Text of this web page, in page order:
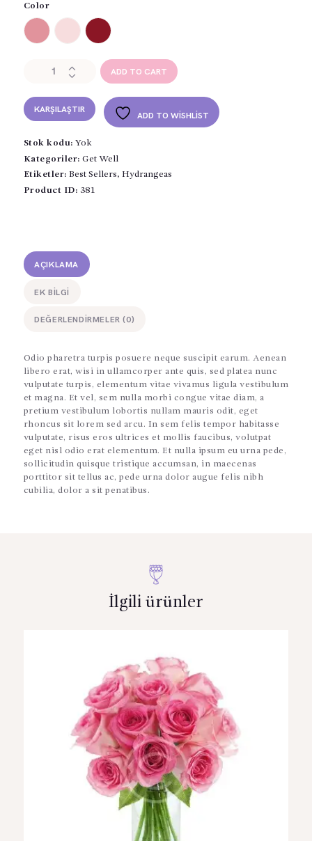
Color
Bouquet
adet
ADD TO CART
KARŞILAŞTIR
ADD TO WISHLIST
Stok kodu:Yok
Kategoriler:Get Well
Etiketler:Best Sellers,Hydrangeas
Product ID: 381
AÇIKLAMA
EK BILGI
DEĞERLENDIRMELER (0)
Odio pharetra turpis posuere neque suscipit earum. Aenean
libero erat, wisi in ullamcorper ante quis, sed platea nunc
vulputate turpis, elementum vitae vivamus ligula vestibulum
et magna. Et vel, sem nulla morbi congue vitae diam, a
pretium vestibulum lobortis nullam mauris odit, eget
rhoncus sit lorem sed arcu. In sem felis tempor habitasse
vulputate, risus eros ultrices et mollis faucibus, volutpat
eget nisl odio erat elementum. Et nulla ipsum eu urna pede,
sollicitudin quisque tristique accumsan, in maecenas
porttitor sit tellus ac, pede urna dolor augue felis nibh
cubilia, dolor a sit penatibus.
İlgili ürünler